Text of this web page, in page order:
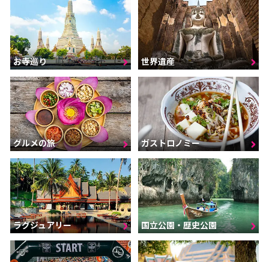
お寺巡り 世界遺産
グルメの旅 ガストロノミー
ラグジュアリー 国立公園・歴史公園